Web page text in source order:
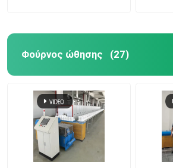
Φούρνοι ξήρανσης
Φούρνος θερμικής επεξεργασίας
Φούρνος ώθησης (27)